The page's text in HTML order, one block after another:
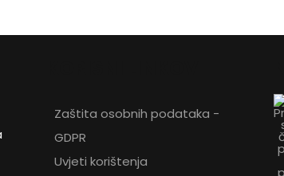
Zaštita osobnih podataka -
GDPR
Uvjeti korištenja